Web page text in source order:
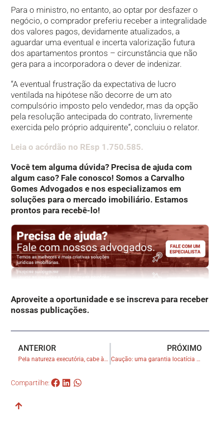
Para o ministro, no entanto, ao optar por desfazer o
negócio, o comprador preferiu receber a integralidade
dos valores pagos, devidamente atualizados, a
aguardar uma eventual e incerta valorização futura
dos apartamentos prontos – circunstância que não
gera para a incorporadora o dever de indenizar.
“A eventual frustração da expectativa de lucro
ventilada na hipótese não decorre de um ato
compulsório imposto pelo vendedor, mas da opção
pela resolução antecipada do contrato, livremente
exercida pelo próprio adquirente”, concluiu o relator.
Leia o acórdão no REsp 1.750.585.
​Você tem alguma dúvida? Precisa de ajuda com
algum caso? Fale conosco! Somos a Carvalho
Gomes Advogados e nos especializamos em
soluções para o mercado imobiliário. Estamos
prontos para recebê-lo!
Aproveite a oportunidade e se inscreva para receber
nossas publicações.
ANTERIOR
Pela natureza executória, cabe à Justiça apreciar ação de despejo mesmo quando há compromisso arbitral
PRÓXIMO
Caução: uma garantia locatícia com amplas possibilidades
Compartilhe: